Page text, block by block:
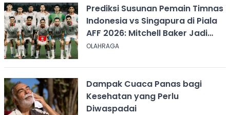
Prediksi Susunan Pemain Timnas
Indonesia vs Singapura di Piala
AFF 2026: Mitchell Baker Jadi
Andalan Lini Depan
OLAHRAGA
Dampak Cuaca Panas bagi
Kesehatan yang Perlu
Diwaspadai